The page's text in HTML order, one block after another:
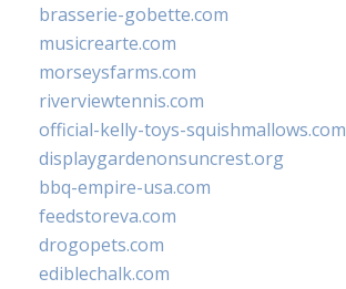
brasserie-gobette.com
musicrearte.com
morseysfarms.com
riverviewtennis.com
official-kelly-toys-squishmallows.com
displaygardenonsuncrest.org
bbq-empire-usa.com
feedstoreva.com
drogopets.com
ediblechalk.com